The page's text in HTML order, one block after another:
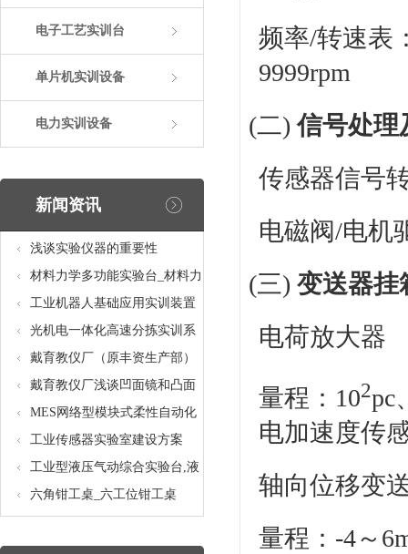
电子工艺实训台
单片机实训设备
电力实训设备
新闻资讯
浅谈实验仪器的重要性
材料力学多功能实验台_材料力
学多功能考核实验实训设备
工业机器人基础应用实训装置
台_工业机器人基础应用实训考
核设备
光机电一体化高速分拣实训系
统_光机电一体化高速分拣实验
实训设备
戴育教仪厂（原丰资生产部）
助力春季高教仪器展
戴育教仪厂浅谈凹面镜和凸面
镜的区别之处
MES网络型模块式柔性自动化
生产线实验系统(八站)_模块柔
性自动化生产线教学实训设备
工业传感器实验室建设方案
工业型液压气动综合实验台,液
压气动综合实训台
六角钳工桌_六工位钳工桌
频率/转速表
9999rpm
(二)信号处理
传感器信号
电磁阀/电机
(三) 变送器挂
电荷放大器
量程：102pc
电加速度传
轴向位移变
量程：-4～